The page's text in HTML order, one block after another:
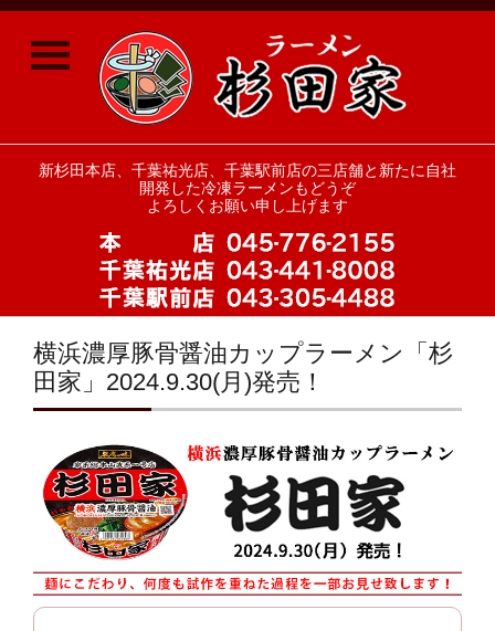
新杉田本店、千葉祐光店、千葉駅前店の三店舗と新たに自社
開発した冷凍ラーメンもどうぞ
よろしくお願い申し上げます
横浜濃厚豚骨醤油カップラーメン「杉
田家」2024.9.30(月)発売！